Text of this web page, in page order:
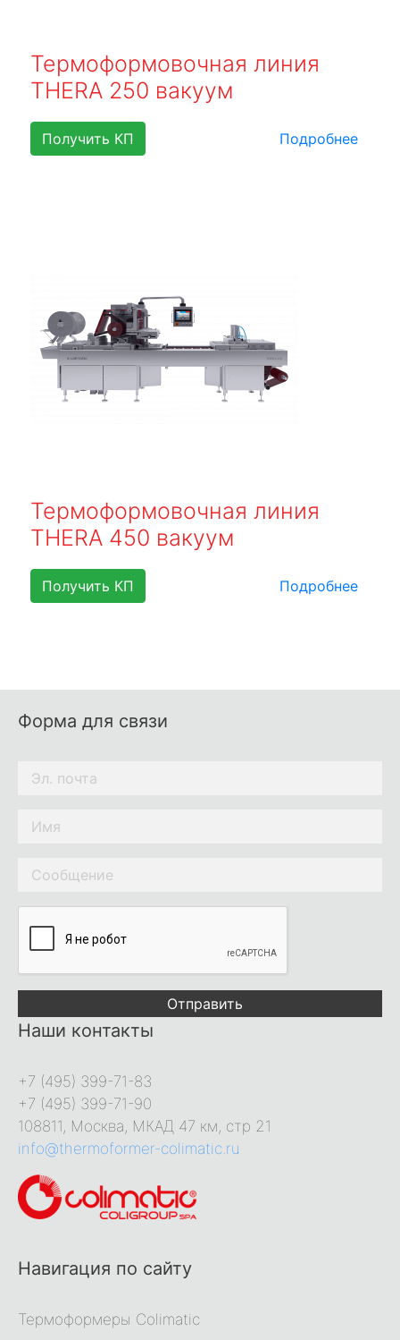
Термоформовочная линия
THERA 250 вакуум
Получить КП Подробнее
Термоформовочная линия
THERA 450 вакуум
Получить КП Подробнее
Наши контакты
+7 (495) 399-71-83
+7 (495) 399-71-90
108811, Москва, МКАД 47 км, стр 21
info@thermoformer-colimatic.ru
Навигация по сайту
Термоформеры Colimatic
Форма для связи
Отправить